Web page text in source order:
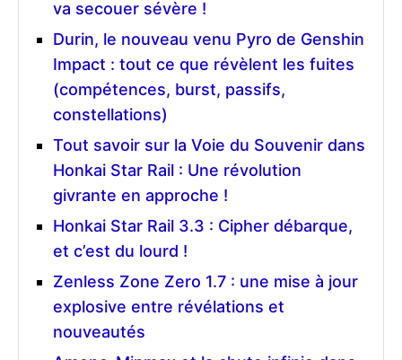
va secouer sévère !
Durin, le nouveau venu Pyro de Genshin
Impact : tout ce que révèlent les fuites
(compétences, burst, passifs,
constellations)
Tout savoir sur la Voie du Souvenir dans
Honkai Star Rail : Une révolution
givrante en approche !
Honkai Star Rail 3.3 : Cipher débarque,
et c’est du lourd !
Zenless Zone Zero 1.7 : une mise à jour
explosive entre révélations et
nouveautés